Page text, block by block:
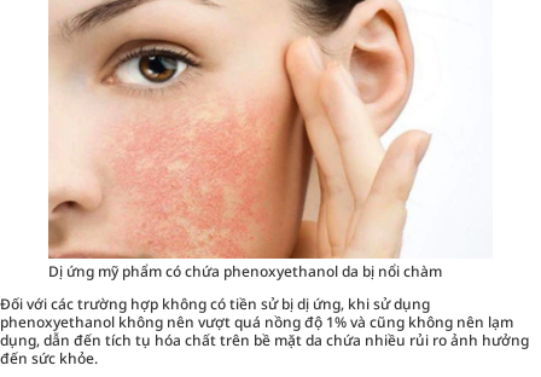
Dị ứng mỹ phẩm có chứa phenoxyethanol da bị nổi chàm
Đối với các trường hợp không có tiền sử bị dị ứng, khi sử dụng
phenoxyethanol không nên vượt quá nồng độ 1% và cũng không nên lạm
dụng, dẫn đến tích tụ hóa chất trên bề mặt da chứa nhiều rủi ro ảnh hưởng
đến sức khỏe.